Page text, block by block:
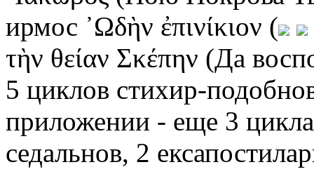
ирмос ᾿Ωδὴν ἐπινίκιον (
τὴν θείαν Σκέπην (Да
5 циклов стихир-
приложении - еще 3
седальнов, 2